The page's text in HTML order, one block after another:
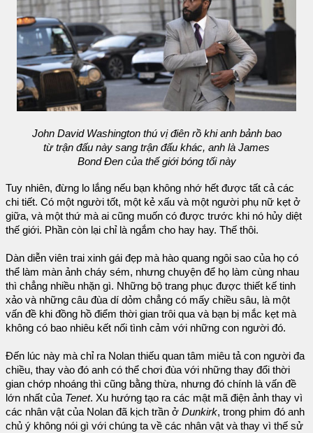
John David Washington thú vị điên rồ khi anh bảnh bao
từ trận đấu này sang trận đấu khác, anh là James
Bond Đen của thế giới bóng tối này
Tuy nhiên, đừng lo lắng nếu bạn không nhớ hết được tất cả các
chi tiết. Có một người tốt, một kẻ xấu và một người phụ nữ kẹt ở
giữa, và một thứ mà ai cũng muốn có được trước khi nó hủy diệt
thế giới. Phần còn lại chỉ là ngắm cho hay hay. Thế thôi.
Dàn diễn viên trai xinh gái đẹp mà hào quang ngôi sao của họ có
thể làm màn ảnh cháy sém, nhưng chuyện để họ làm cùng nhau
thì chẳng nhiều nhặn gì. Những bộ trang phục được thiết kế tinh
xảo và những câu đùa dí dỏm chẳng có mấy chiều sâu, là một
vấn đề khi đồng hồ điểm thời gian trôi qua và bạn bị mắc kẹt mà
không có bao nhiêu kết nối tình cảm với những con người đó.
Đến lúc này mà chỉ ra Nolan thiếu quan tâm miêu tả con người đa
chiều, thay vào đó anh có thể chơi đùa với những thay đổi thời
gian chớp nhoáng thì cũng bằng thừa, nhưng đó chính là vấn đề
lớn nhất của Tenet. Xu hướng tạo ra các mật mã điện ảnh thay vì
các nhân vật của Nolan đã kịch trần ở Dunkirk, trong phim đó anh
chủ ý không nói gì với chúng ta về các nhân vật và thay vì thế sử